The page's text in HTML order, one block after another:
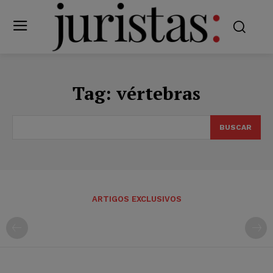
Tag: vértebras
BUSCAR
ARTIGOS EXCLUSIVOS